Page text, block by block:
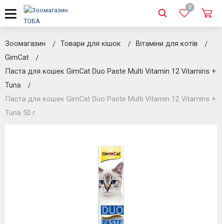
0
Зоомагазин Товари для кішок
Вітаміни для котів
GimCat
Паста для кошек GimCat Duo Paste Multi Vitamin 12 Vitamins +
Tuna
Паста для кошек GimCat Duo Paste Multi Vitamin 12 Vitamins +
Tuna 50 г